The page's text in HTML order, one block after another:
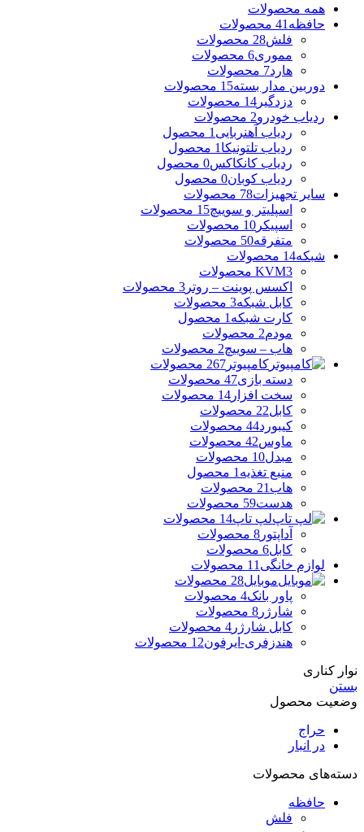
همه محصولات
حافظه 41 محصولات
فلش28 محصولات
مموری6 محصولات
هارد7 محصولات
دوربین مدار بسته15 محصولات
دزدگیر 14 محصولات
ردیاب خودرو2 محصولات
ردیاب آهنربایی 1 محصول
ردیاب تلتونیکا 1 محصول
ردیاب کانکاکس0 محصول
ردیاب کوبان0 محصول
سایر تجهیزات78 محصولات
اسپلیتر و سوییچ15 محصولات
اسپیکر 10 محصولات
متفرقه50 محصولات
شبکه14 محصولات
KVM3 محصولات
اکسس پوینت – روتر 3 محصولات
کابل شبکه3 محصولات
کارت شبکه 1 محصول
مودم2 محصولات
هاب – سوییچ2 محصولات
کامپیوتر 267 محصولات
دسته بازی47 محصولات
سخت افزار 14 محصولات
کابل22 محصولات
کیبورد44 محصولات
ماوس42 محصولات
مبدل10 محصولات
منبع تغذیه 1 محصول
هاب 21 محصولات
هدست59 محصولات
لپ تاپ14 محصولات
آداپتور 8 محصولات
کابل6 محصولات
لوازم خانگی 11 محصولات
موبایل28 محصولات
پاور بانک4 محصولات
شارژر 8 محصولات
کابل شارژر 4 محصولات
هندزفری-ایرفون12 محصولات
نوار کناری
بستن
وضعیت محصول
حراج
در انبار
دسته‌های محصولات
حافظه
فلش